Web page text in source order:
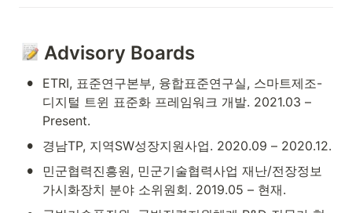
Advisory Boards
•
ETRI, 표준연구본부, 융합표준연구실, 스마트제조-
디지털 트윈 표준화 프레임워크 개발. 2021.03 –
Present.
• 경남TP, 지역SW성장지원사업. 2020.09 – 2020.12.
•
민군협력진흥원, 민군기술협력사업 재난/전장정보
가시화장치 분야 소위원회. 2019.05 – 현재.